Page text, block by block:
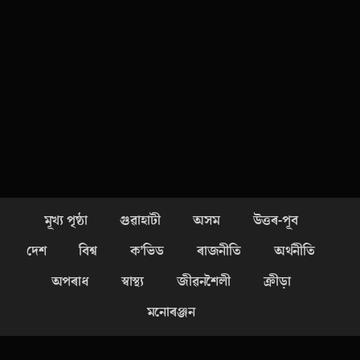
মূখ্য পৃষ্ঠা গুৱাহাটী অসম
উত্তৰ-পূব
দেশ
বিশ্ব ক’ভিড ৰাজনীতি
অৰ্থনীতি
অপৰাধ
স্বাস্থ্য জীৱনশৈলী
ক্ৰীড়া
মনোৰঞ্জন